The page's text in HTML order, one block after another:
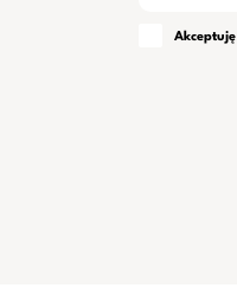
Akceptuję